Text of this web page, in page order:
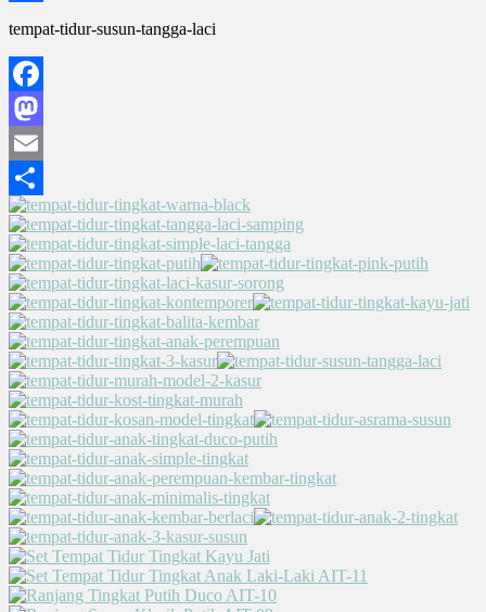
tempat-tidur-susun-tangga-laci
Facebook
Mastodon
Email
Share